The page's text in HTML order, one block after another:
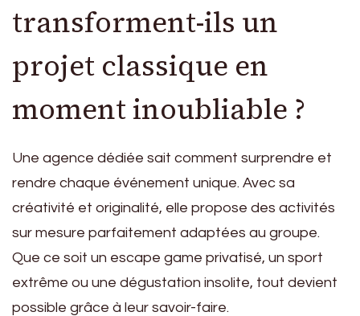
transforment-ils un
projet classique en
moment inoubliable ?
Une agence dédiée sait comment surprendre et
rendre chaque événement unique. Avec sa
créativité et originalité, elle propose des activités
sur mesure parfaitement adaptées au groupe.
Que ce soit un escape game privatisé, un sport
extrême ou une dégustation insolite, tout devient
possible grâce à leur savoir-faire.